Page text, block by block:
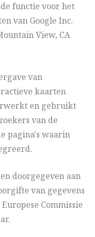
functie voor het
van Google Inc.
View, CA
van
kaarten
en gebruikt
van de
pagina's waarin
doorgegeven aan
van gegevens
Commissie